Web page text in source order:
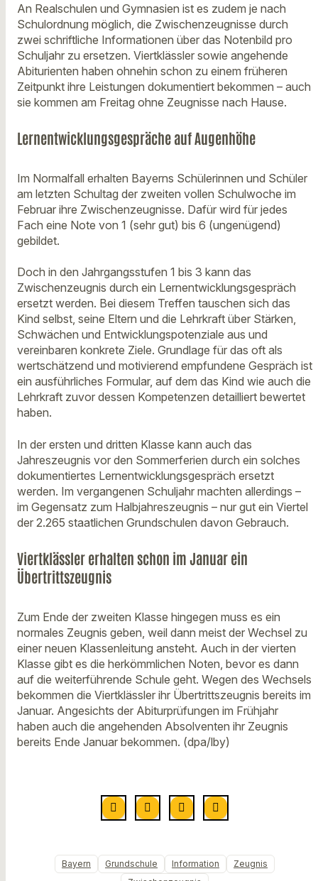
An Realschulen und Gymnasien ist es zudem je nach
Schulordnung möglich, die Zwischenzeugnisse durch
zwei schriftliche Informationen über das Notenbild pro
Schuljahr zu ersetzen. Viertklässler sowie angehende
Abiturienten haben ohnehin schon zu einem früheren
Zeitpunkt ihre Leistungen dokumentiert bekommen – auch
sie kommen am Freitag ohne Zeugnisse nach Hause.
Lernentwicklungsgespräche auf Augenhöhe
Im Normalfall erhalten Bayerns Schülerinnen und Schüler
am letzten Schultag der zweiten vollen Schulwoche im
Februar ihre Zwischenzeugnisse. Dafür wird für jedes
Fach eine Note von 1 (sehr gut) bis 6 (ungenügend)
gebildet.
Doch in den Jahrgangsstufen 1 bis 3 kann das
Zwischenzeugnis durch ein Lernentwicklungsgespräch
ersetzt werden. Bei diesem Treffen tauschen sich das
Kind selbst, seine Eltern und die Lehrkraft über Stärken,
Schwächen und Entwicklungspotenziale aus und
vereinbaren konkrete Ziele. Grundlage für das oft als
wertschätzend und motivierend empfundene Gespräch ist
ein ausführliches Formular, auf dem das Kind wie auch die
Lehrkraft zuvor dessen Kompetenzen detailliert bewertet
haben.
In der ersten und dritten Klasse kann auch das
Jahreszeugnis vor den Sommerferien durch ein solches
dokumentiertes Lernentwicklungsgespräch ersetzt
werden. Im vergangenen Schuljahr machten allerdings –
im Gegensatz zum Halbjahreszeugnis – nur gut ein Viertel
der 2.265 staatlichen Grundschulen davon Gebrauch.
Viertklässler erhalten schon im Januar ein
Übertrittszeugnis
Zum Ende der zweiten Klasse hingegen muss es ein
normales Zeugnis geben, weil dann meist der Wechsel zu
einer neuen Klassenleitung ansteht. Auch in der vierten
Klasse gibt es die herkömmlichen Noten, bevor es dann
auf die weiterführende Schule geht. Wegen des Wechsels
bekommen die Viertklässler ihr Übertrittszeugnis bereits im
Januar. Angesichts der Abiturprüfungen im Frühjahr
haben auch die angehenden Absolventen ihr Zeugnis
bereits Ende Januar bekommen. (dpa/lby)
Bayern Grundschule Information
Zeugnis